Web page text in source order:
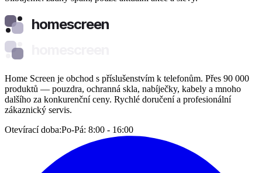
homescreen
Home Screen je obchod s příslušenstvím k telefonům. Přes 90 000
produktů — pouzdra, ochranná skla, nabíječky, kabely a mnoho
dalšího za konkurenční ceny. Rychlé doručení a profesionální
zákaznický servis.
Otevírací doba:Po-Pá: 8:00 - 16:00